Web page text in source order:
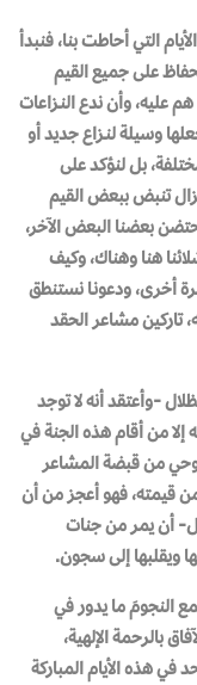
التي أحاطت بنا، فنبدأ
على جميع القيم
عليه، وأن ندع النـزاعات
وسيلة لنـزاع جديد أو
بل لنؤكد على
تنبض ببعض القيم
بعضنا البعض الآخر،
هنا وهناك، وكيف
أخرى، ودعونـا نستنطق
تاركين مشاعر الحقد
-وأعتقد أنه لا توجد
من أقام هذه الجنة في
من قبضة المشاعر
قيمته، فهو أعجز من أن
أن يمر من جنات
ويقلبها إلى سجون.
النجومَ ما يدور في
بالرحمة الإلهية،
في هذه الأيام المباركة